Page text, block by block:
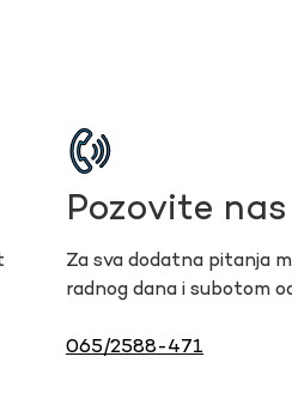
Pozovite nas
Za sva dodatna pitanja
radnog dana i subotom
065/2588-471